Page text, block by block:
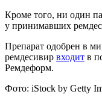
Кроме того, ни один
у принимавших
Препарат одобрен в
ремдесивир входит в
Ремдеформ.
Фото: iStock by Getty